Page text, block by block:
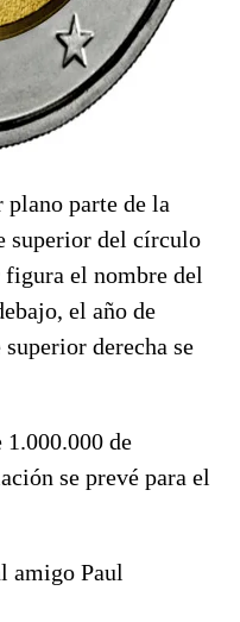
parte de la
superior del círculo
el nombre del
el año de
derecha se
de
se prevé para el
amigo Paul